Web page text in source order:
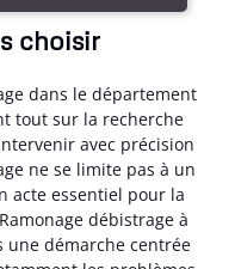
choisir
dans le département
tout sur la recherche
avec précision
ne se limite pas à un
acte essentiel pour la
débistrage à
une démarche centrée